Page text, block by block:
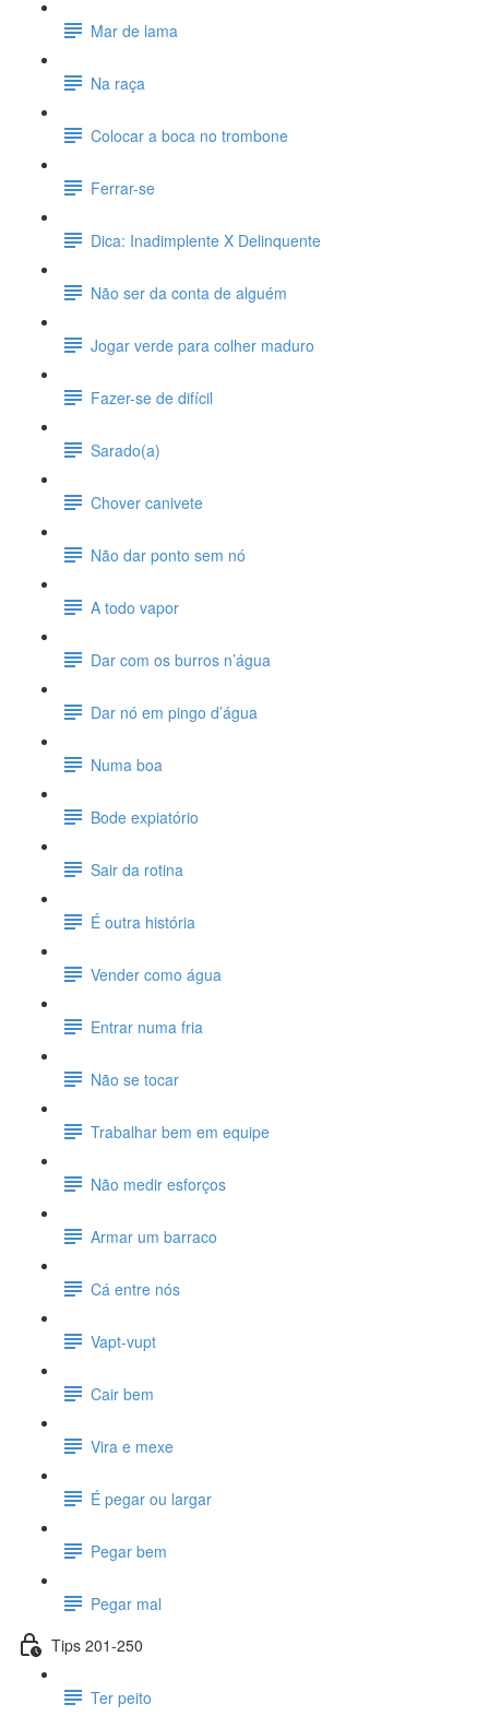
Mar de lama
Na raça
Colocar a boca no trombone
Ferrar-se
Dica: Inadimplente X Delinquente
Não ser da conta de alguém
Jogar verde para colher maduro
Fazer-se de difícil
Sarado(a)
Chover canivete
Não dar ponto sem nó
A todo vapor
Dar com os burros n’água
Dar nó em pingo d’água
Numa boa
Bode expiatório
Sair da rotina
É outra história
Vender como água
Entrar numa fria
Não se tocar
Trabalhar bem em equipe
Não medir esforços
Armar um barraco
Cá entre nós
Vapt-vupt
Cair bem
Vira e mexe
É pegar ou largar
Pegar bem
Pegar mal
Tips 201-250
Ter peito